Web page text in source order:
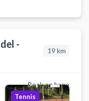
-
19 km
Book en bane
Tennis